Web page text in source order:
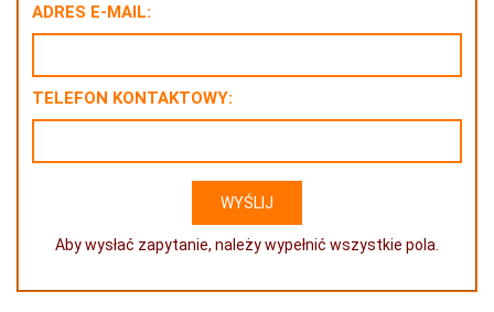
ADRES E-MAIL:
TELEFON KONTAKTOWY:
Aby wysłać zapytanie, należy wypełnić wszystkie pola.